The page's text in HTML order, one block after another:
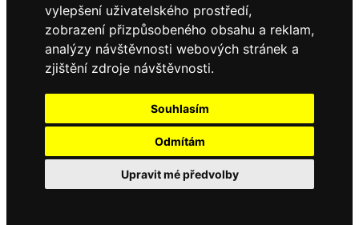
vylepšení uživatelského prostředí,
zobrazení přizpůsobeného obsahu a reklam,
analýzy návštěvnosti webových stránek a
zjištění zdroje návštěvnosti.
Souhlasím
Odmítám
Upravit mé předvolby